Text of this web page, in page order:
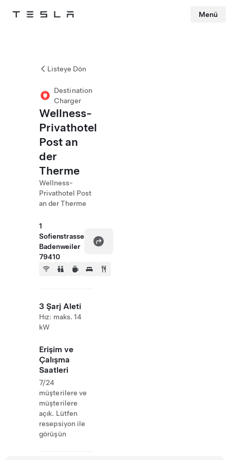
Tesla Menü
Listeye Dön
Destination
Charger
Wellness-
Privathotel
Post an
der
Therme
Wellness-
Privathotel Post
an der Therme
1
Sofienstrasse
Badenweiler
79410
3 Şarj Aleti
Hız: maks. 14
kW
Erişim ve
Çalışma
Saatleri
7/24
müşterilere ve
müşterilere
açık. Lütfen
resepsiyon ile
görüşün